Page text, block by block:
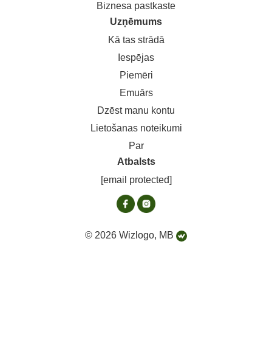
Biznesa pastkaste
Uzņēmums
Kā tas strādā
Iespējas
Piemēri
Emuārs
Dzēst manu kontu
Lietošanas noteikumi
Par
Atbalsts
[email protected]
© 2026 Wizlogo, MB